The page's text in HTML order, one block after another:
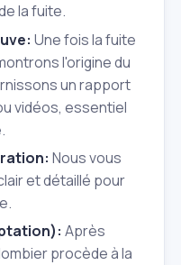
la fuite.
Une fois la fuite
l'origine du
un rapport
vidéos, essentiel
Nous vous
et détaillé pour
Après
procède à la